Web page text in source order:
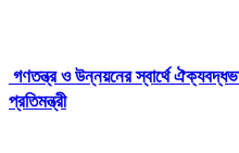
গণতন্ত্র ও উন্নয়নের স্বার্থে
প্রতিমন্ত্রী